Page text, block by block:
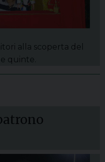
alla scoperta del
quinte.